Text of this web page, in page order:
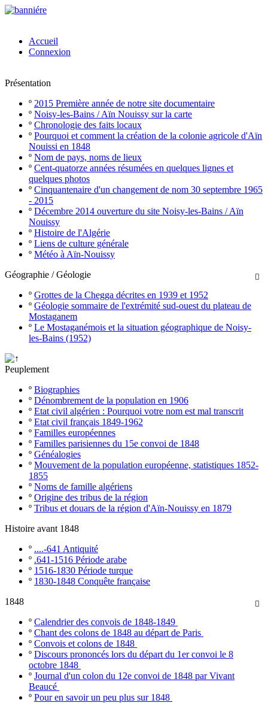
Accueil
Connexion
Présentation
º 2015 Première année de notre site documentaire
º Noisy-les-Bains / Aïn Nouissy sur la carte
º Chronologie des faits locaux
º Pourquoi et comment la création de la colonie agricole d'Aïn
Nouissi en 1848
º Nom de pays, noms de lieux
º Cent-quatorze années résumées en quelques lignes et
quelques photos
º Cinquantenaire d'un changement de nom 30 septembre 1965
- 2015
º Décembre 2014 ouverture du site Noisy-les-Bains / Aïn
Nouissy
º Histoire de l'Algérie
º Liens de culture générale
º Météo à Aïn-Nouissy

Géographie / Géologie
º Grottes de la Chegga décrites en 1939 et 1952
º Géologie sommaire de l'extrémité sud-ouest du plateau de
Mostaganem
º Le Mostaganémois et la situation géographique de Noisy-
les-Bains (1952)
Peuplement
º Biographies
º Dénombrement de la population en 1906
º Etat civil algérien : Pourquoi votre nom est mal transcrit
º Etat civil français 1849-1962
º Familles européennes
º Familles parisiennes du 15e convoi de 1848
º Généalogies
º Mouvement de la population européenne, statistiques 1852-
1855
º Noms de famille algériens
º Origine des tribus de la région
º Tribus et douars de la région d'Aïn-Nouissy en 1879
Histoire avant 1848
º ....-641 Antiquité
º .641-1516 Période arabe
º 1516-1830 Période turque
º 1830-1848 Conquête française

1848
º Calendrier des convois de 1848-1849
º Chant des colons de 1848 au départ de Paris
º Convois et colons de 1848
º Discours prononcés lors du départ du 1er convoi le 8
octobre 1848
º Journal d'un colon du 12e convoi de 1848 par Vivant
Beaucé
º Pour en savoir un peu plus sur 1848